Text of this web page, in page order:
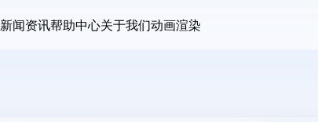
新闻资讯帮助中心关于我们动画渲染